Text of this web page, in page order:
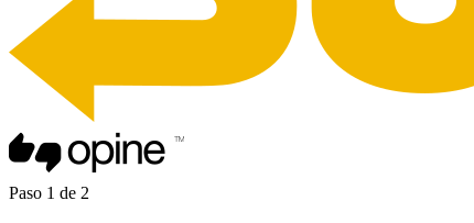
Paso 1 de 2